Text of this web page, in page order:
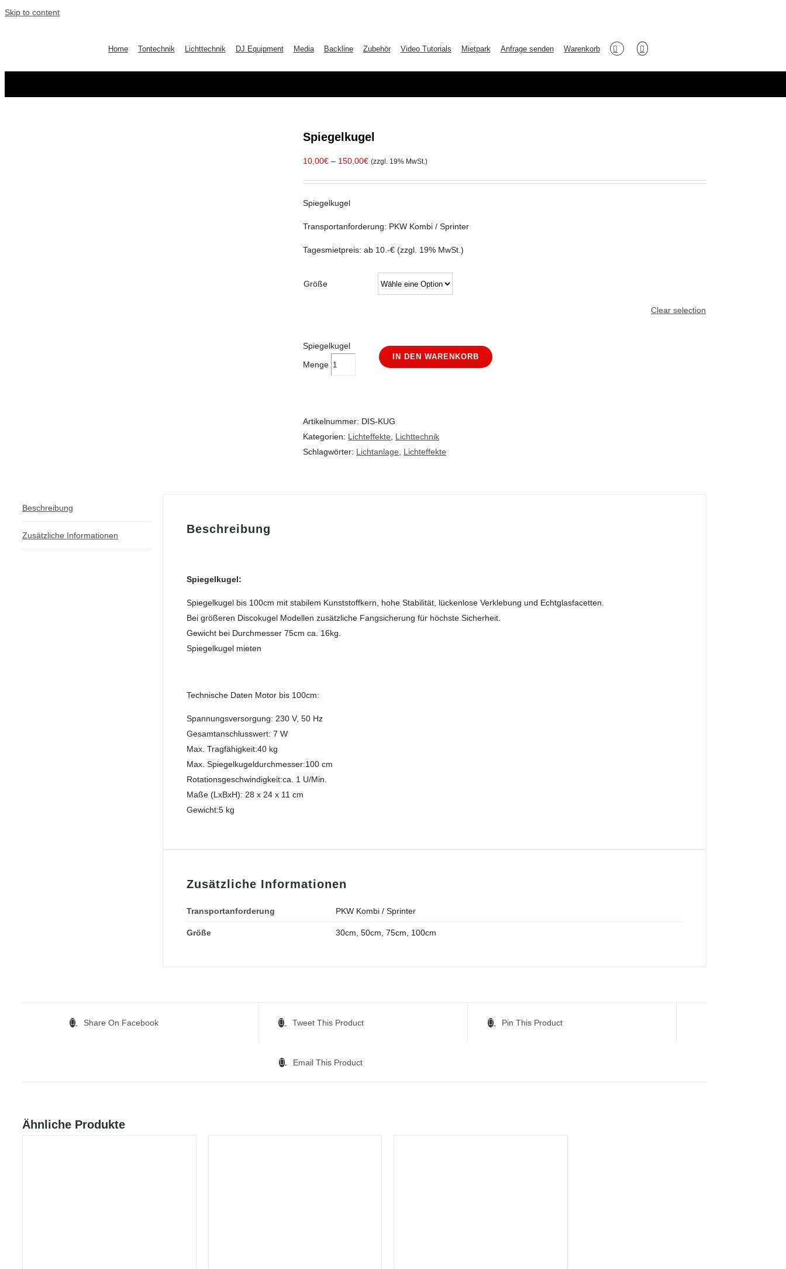
Skip to content
Home Tontechnik Lichttechnik DJ Equipment Media Backline Zubehör Video Tutorials Mietpark Anfrage senden Warenkorb
Spiegelkugel
10,00€ – 150,00€ (zzgl. 19% MwSt.)
Spiegelkugel
Transportanforderung: PKW Kombi / Sprinter
Tagesmietpreis: ab 10.-€ (zzgl. 19% MwSt.)
Größe
Clear selection
Spiegelkugel
Menge
IN DEN WARENKORB
Artikelnummer: DIS-KUG
Kategorien: Lichteffekte
Lichttechnik
Schlagwörter: Lichtanlage Lichteffekte
Beschreibung
Zusätzliche Informationen Beschreibung
Spiegelkugel:
Spiegelkugel bis 100cm mit stabilem Kunststoffkern, hohe Stabilität, lückenlose Verklebung und Echtglasfacetten.
Bei größeren Discokugel Modellen zusätzliche Fangsicherung für höchste Sicherheit.
Gewicht bei Durchmesser 75cm ca. 16kg.
Spiegelkugel mieten
Technische Daten Motor bis 100cm:
Spannungsversorgung: 230 V, 50 Hz
Gesamtanschlusswert: 7 W
Max. Tragfähigkeit:40 kg
Max. Spiegelkugeldurchmesser:100 cm
Rotationsgeschwindigkeit:ca. 1 U/Min.
Maße (LxBxH): 28 x 24 x 11 cm
Gewicht:5 kg
Zusätzliche Informationen
Transportanforderung PKW Kombi / Sprinter
Größe 30cm, 50cm, 75cm, 100cm
Share On Facebook Tweet This Product Pin This Product
Email This Product
Ähnliche Produkte